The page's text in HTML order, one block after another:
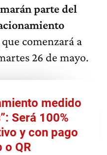
parte del
que comenzará a
26 de mayo.
medido
Será 100%
y con pago
o QR